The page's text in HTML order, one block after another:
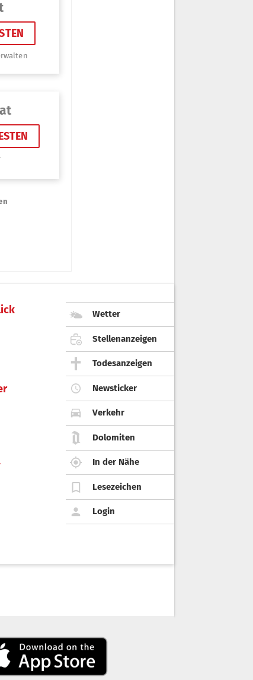
Wetter
Stellenanzeigen
Todesanzeigen
Newsticker
Verkehr
Dolomiten
In der Nähe
Lesezeichen
Login